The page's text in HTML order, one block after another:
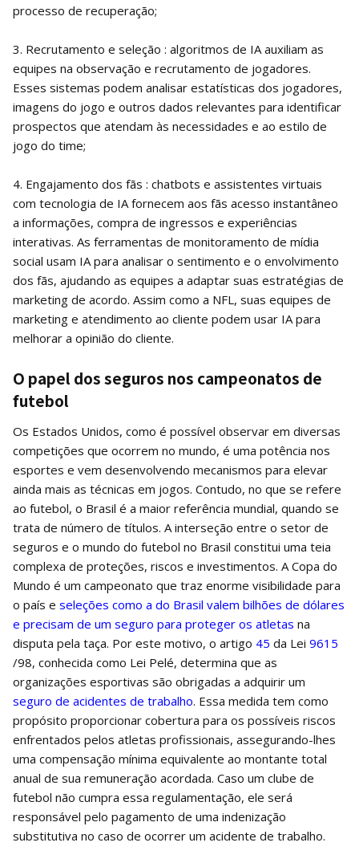
processo de recuperação;
3. Recrutamento e seleção : algoritmos de IA auxiliam as
equipes na observação e recrutamento de jogadores.
Esses sistemas podem analisar estatísticas dos jogadores,
imagens do jogo e outros dados relevantes para identificar
prospectos que atendam às necessidades e ao estilo de
jogo do time;
4. Engajamento dos fãs : chatbots e assistentes virtuais
com tecnologia de IA fornecem aos fãs acesso instantâneo
a informações, compra de ingressos e experiências
interativas. As ferramentas de monitoramento de mídia
social usam IA para analisar o sentimento e o envolvimento
dos fãs, ajudando as equipes a adaptar suas estratégias de
marketing de acordo. Assim como a NFL, suas equipes de
marketing e atendimento ao cliente podem usar IA para
melhorar a opinião do cliente.
O papel dos seguros nos campeonatos de
futebol
Os Estados Unidos, como é possível observar em diversas
competições que ocorrem no mundo, é uma potência nos
esportes e vem desenvolvendo mecanismos para elevar
ainda mais as técnicas em jogos. Contudo, no que se refere
ao futebol, o Brasil é a maior referência mundial, quando se
trata de número de títulos. A interseção entre o setor de
seguros e o mundo do futebol no Brasil constitui uma teia
complexa de proteções, riscos e investimentos. A Copa do
Mundo é um campeonato que traz enorme visibilidade para
o país e seleções como a do Brasil valem bilhões de dólares
e precisam de um seguro para proteger os atletas na
disputa pela taça. Por este motivo, o artigo 45 da Lei 9615
/98, conhecida como Lei Pelé, determina que as
organizações esportivas são obrigadas a adquirir um
seguro de acidentes de trabalho. Essa medida tem como
propósito proporcionar cobertura para os possíveis riscos
enfrentados pelos atletas profissionais, assegurando-lhes
uma compensação mínima equivalente ao montante total
anual de sua remuneração acordada. Caso um clube de
futebol não cumpra essa regulamentação, ele será
responsável pelo pagamento de uma indenização
substitutiva no caso de ocorrer um acidente de trabalho.